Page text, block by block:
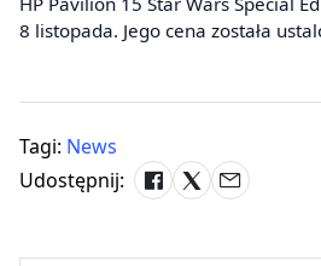
8 listopada. Jego cena została
Tagi: News
Udostępnij: